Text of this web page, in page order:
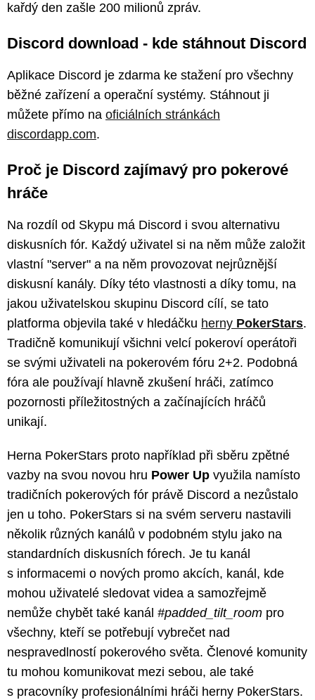
kařdý den zašle 200 milionů zpráv.
Discord download - kde stáhnout Discord
Aplikace Discord je zdarma ke stažení pro všechny
běžné zařízení a operační systémy. Stáhnout ji
můžete přímo na oficiálních stránkách
discordapp.com.
Proč je Discord zajímavý pro pokerové
hráče
Na rozdíl od Skypu má Discord i svou alternativu
diskusních fór. Každý uživatel si na něm může založit
vlastní "server" a na něm provozovat nejrůznější
diskusní kanály. Díky této vlastnosti a díky tomu, na
jakou uživatelskou skupinu Discord cílí, se tato
platforma objevila také v hledáčku herny PokerStars.
Tradičně komunikují všichni velcí pokeroví operátoři
se svými uživateli na pokerovém fóru 2+2. Podobná
fóra ale používají hlavně zkušení hráči, zatímco
pozornosti příležitostných a začínajících hráčů
unikají.
Herna PokerStars proto například při sběru zpětné
vazby na svou novou hru Power Up využila namísto
tradičních pokerových fór právě Discord a nezůstalo
jen u toho. PokerStars si na svém serveru nastavili
několik různých kanálů v podobném stylu jako na
standardních diskusních fórech. Je tu kanál
s informacemi o nových promo akcích, kanál, kde
mohou uživatelé sledovat videa a samozřejmě
nemůže chybět také kanál #padded_tilt_room pro
všechny, kteří se potřebují vybrečet nad
nespravedlností pokerového světa. Členové komunity
tu mohou komunikovat mezi sebou, ale také
s pracovníky profesionálními hráči herny PokerStars.